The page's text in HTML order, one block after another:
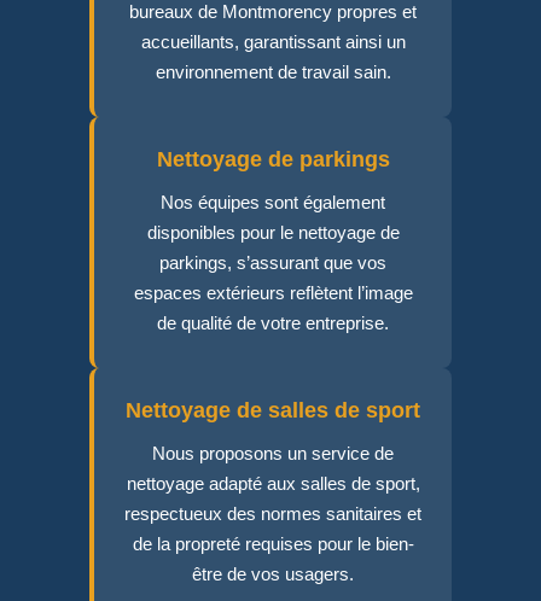
bureaux de Montmorency propres et
accueillants, garantissant ainsi un
environnement de travail sain.
Nettoyage de parkings
Nos équipes sont également
disponibles pour le nettoyage de
parkings, s’assurant que vos
espaces extérieurs reflètent l’image
de qualité de votre entreprise.
Nettoyage de salles de sport
Nous proposons un service de
nettoyage adapté aux salles de sport,
respectueux des normes sanitaires et
de la propreté requises pour le bien-
être de vos usagers.